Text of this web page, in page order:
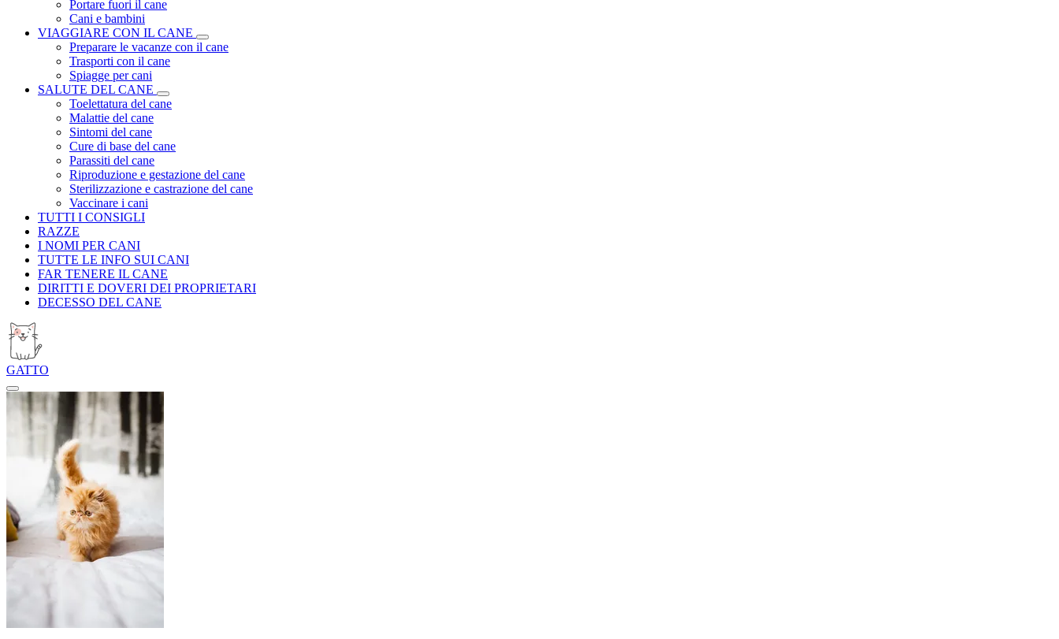
Portare fuori il cane
Cani e bambini
VIAGGIARE CON IL CANE
Preparare le vacanze con il cane
Trasporti con il cane
Spiagge per cani
SALUTE DEL CANE
Toelettatura del cane
Malattie del cane
Sintomi del cane
Cure di base del cane
Parassiti del cane
Riproduzione e gestazione del cane
Sterilizzazione e castrazione del cane
Vaccinare i cani
TUTTI I CONSIGLI
RAZZE
I NOMI PER CANI
TUTTE LE INFO SUI CANI
FAR TENERE IL CANE
DIRITTI E DOVERI DEI PROPRIETARI
DECESSO DEL CANE
GATTO